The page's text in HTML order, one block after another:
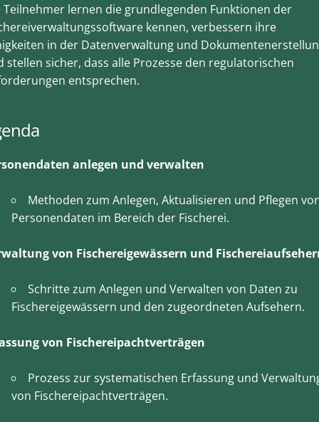
Teilnehmer lernen die grundlegenden Funktionen der
kennen, verbessern ihre
in der Datenverwaltung und
stellen sicher, dass alle Prozesse den regulatorischen
entsprechen.
anlegen und verwalten
Methoden zum Anlegen, Aktualisieren und Pflegen
Personendaten im Bereich der Fischerei.
von Fischereigewässern und
Schritte zum Anlegen und Verwalten von Daten zu
Fischereigewässern und den zugeordneten Aufsehern.
von Fischereipachtverträgen
Prozess zur systematischen Erfassung und
von Fischereipachtverträgen.